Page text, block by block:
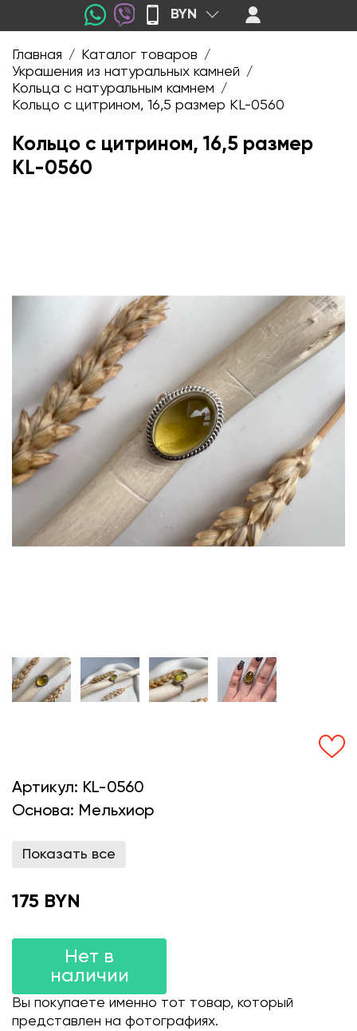
BYN
Главная / Каталог товаров /
Украшения из натуральных камней /
Кольца с натуральным камнем /
Кольцо с цитрином, 16,5 размер KL-0560
Кольцо с цитрином, 16,5 размер
KL-0560
Артикул: KL-0560
Основа: Мельхиор
Показать все
175 BYN
Нет в
наличии
Вы покупаете именно тот товар, который
представлен на фотографиях.